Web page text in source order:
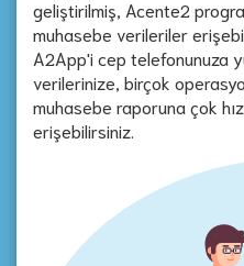
geliştirilmiş, Acente2
muhasebe verileriler
A2App'i cep telefonunuza
verilerinize, birçok
muhasebe raporuna çok
erişebilirsiniz.